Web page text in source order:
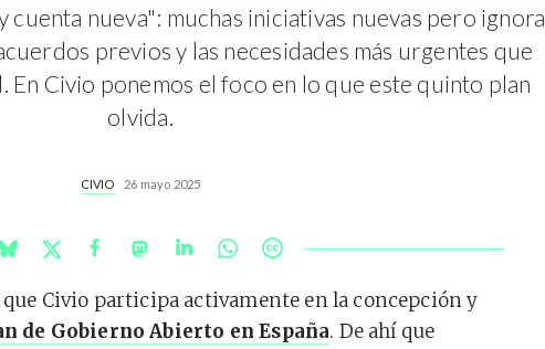
nueva": muchas iniciativas nuevas pero ignora
previos y las necesidades más urgentes que
En Civio ponemos el foco en lo que este quinto plan
olvida.
CIVIO 26 mayo 2025
que Civio participa activamente en la concepción y
de Gobierno Abierto en España. De ahí que